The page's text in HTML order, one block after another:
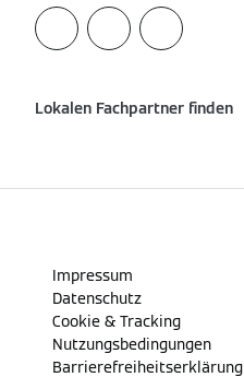
Lokalen Fachpartner finden
Impressum
Datenschutz
Cookie & Tracking
Nutzungsbedingungen
Barrierefreiheitserklärung